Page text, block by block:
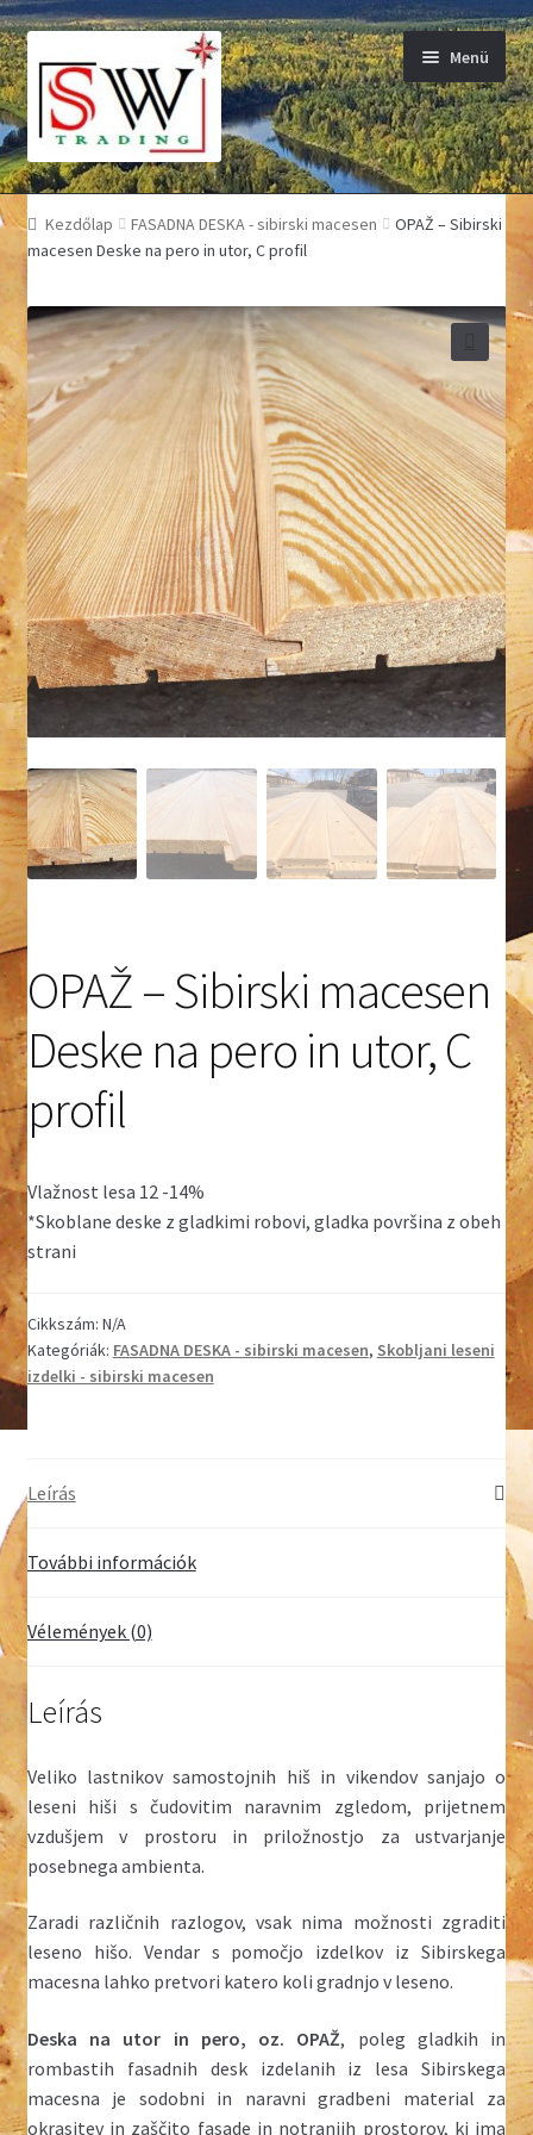
Ugrás a navigációhoz
Kilépés a tartalomba Menü
Terasna deska
Fasadna deska
Žagan les
Skobljani izdelki
Oglje
Cenik
Akcije – sibirski macesen
Kontakt
Splošni pogoji poslovanja
Varovanje zasebnosti
Kezdőlap FASADNA DESKA - sibirski macesen
OPAŽ – Sibirski
macesen Deske na pero in utor, C profil
OPAŽ – Sibirski macesen
Deske na pero in utor, C
profil
Vlažnost lesa 12 -14%
*Skoblane deske z gladkimi robovi, gladka površina z obeh
strani
Cikkszám: N/A
Kategóriák: FASADNA DESKA - sibirski macesen, Skobljani leseni
izdelki - sibirski macesen
Leírás
További információk
Vélemények (0)
Leírás
Veliko lastnikov samostojnih hiš in vikendov sanjajo o
leseni hiši s čudovitim naravnim zgledom, prijetnem
vzdušjem v prostoru in priložnostjo za ustvarjanje
posebnega ambienta.
Zaradi različnih razlogov, vsak nima možnosti zgraditi
leseno hišo. Vendar s pomočjo izdelkov iz Sibirskega
macesna lahko pretvori katero koli gradnjo v leseno.
Deska na utor in pero, oz. OPAŽ, poleg gladkih in
rombastih fasadnih desk izdelanih iz lesa Sibirskega
macesna je sodobni in naravni gradbeni material za
okrasitev in zaščito fasade in notranjih prostorov, ki ima